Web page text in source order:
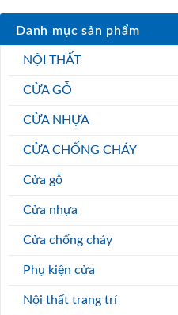
Danh mục sản phẩm
NỘI THẤT
CỬA GỖ
CỬA NHỰA
CỬA CHỐNG CHÁY
Cửa gỗ
Cửa nhựa
Cửa chống cháy
Phụ kiện cửa
Nội thất trang trí